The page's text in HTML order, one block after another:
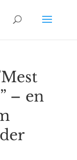
– en